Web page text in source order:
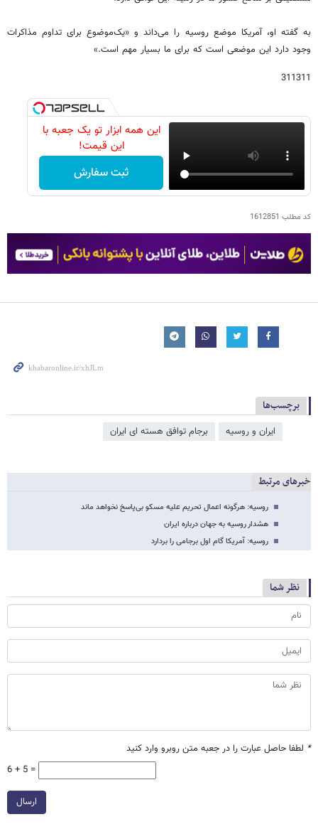
به گفته او، آمریکا موضع روسیه را می‌داند و «یک‌موضوع برای تداوم مذاکرات
وجود دارد این موضعی است که برای ما بسیار مهم است.»
311311
این همه ابزار تو یک جعبه با
این قیمت!
ثبت سفارش
کد مطلب 1612851
برچسب‌ها
ایران و روسیه برجام توافق هسته ای ایران
خبرهای مرتبط
روسیه: هرگونه اعمال تحریم علیه مسکو بی‌پاسخ نخواهد ماند
هشدار روسیه به جهان درباره ایران
روسیه: آمریکا گام اول برجامی را بردارد
نظر شما
* لطفا حاصل عبارت را در جعبه متن روبرو وارد کنید
6 + 5 =
ارسال